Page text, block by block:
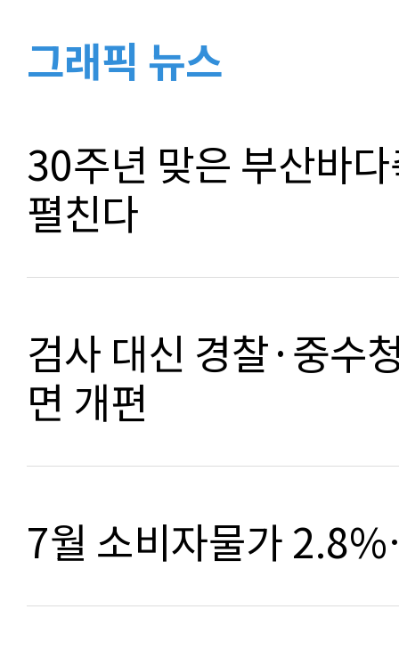
그래픽 뉴스
30주년 맞은 부산바
펼친다
검사 대신 경찰·중수
면 개편
7월 소비자물가